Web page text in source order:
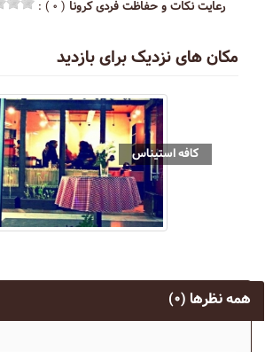
رعایت نکات و حفاظت فردی کرونا ( ۰ ) :
مکان های نزدیک برای بازدید
كافه استيناس
همه نظرها (۰)